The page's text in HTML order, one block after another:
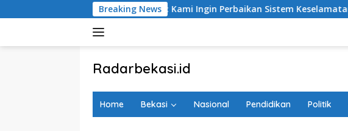
ke
Breaking News
Kereta Bekasi Timur: Kami Ingin Perbaikan Sistem Keselamatan Lebih Dulu
Radarbekasi.id
Bekasi
Home Bekasi Nasional Pendidikan Politik